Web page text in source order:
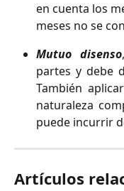
en cuenta los
meses no se
Mutuo disenso
partes y debe
También
naturaleza
puede incurrir
Artículos